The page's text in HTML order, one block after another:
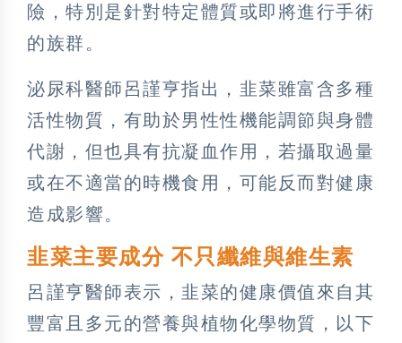
險，特別是針對特定體質或即將進行手術
的族群。
泌尿科醫師呂謹亨指出，韭菜雖富含多種
活性物質，有助於男性性機能調節與身體
代謝，但也具有抗凝血作用，若攝取過量
或在不適當的時機食用，可能反而對健康
造成影響。
韭菜主要成分 不只纖維與維生素
呂謹亨醫師表示，韭菜的健康價值來自其
豐富且多元的營養與植物化學物質，以下